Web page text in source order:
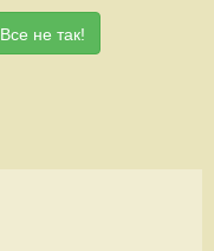
Все не так!